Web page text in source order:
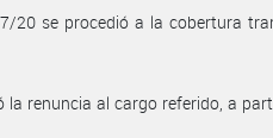
20 se procedió a la cobertura
la renuncia al cargo referido, a